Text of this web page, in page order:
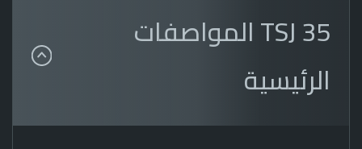
TSJ 35 المواصفات
الرئيسية